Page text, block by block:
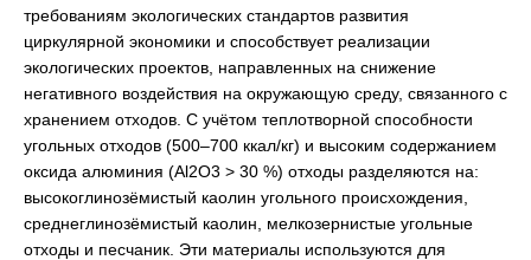
требованиям экологических стандартов развития
циркулярной экономики и способствует реализации
экологических проектов, направленных на снижение
негативного воздействия на окружающую среду, связанного с
хранением отходов. С учётом теплотворной способности
угольных отходов (500–700 ккал/кг) и высоким содержанием
оксида алюминия (Al2O3 > 30 %) отходы разделяются на:
высокоглинозёмистый каолин угольного происхождения,
среднеглинозёмистый каолин, мелкозернистые угольные
отходы и песчаник. Эти материалы используются для